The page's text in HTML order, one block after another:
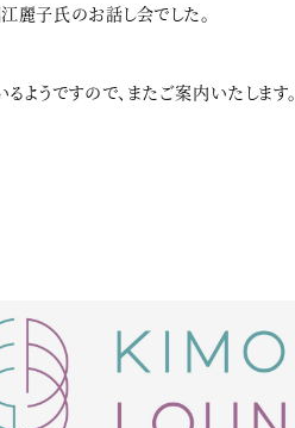
麗子氏のお話し会でした。
ようですので、またご案内いたします。